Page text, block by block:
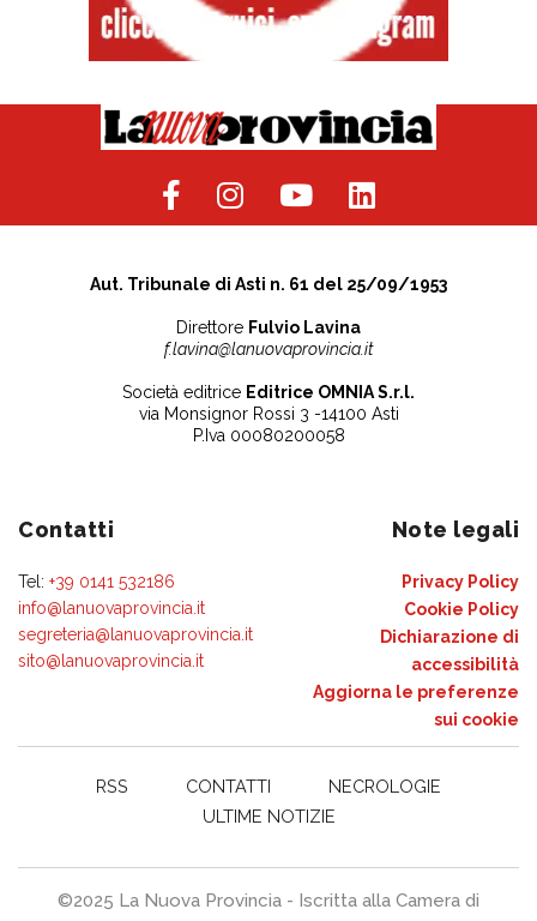
Aut. Tribunale di Asti n. 61 del 25/09/1953
Direttore Fulvio Lavina
f.lavina@lanuovaprovincia.it
Società editrice Editrice OMNIA S.r.l.
via Monsignor Rossi 3 -14100 Asti
P.Iva 00080200058
Contatti
Tel: +39 0141 532186
info@lanuovaprovincia.it
segreteria@lanuovaprovincia.it
sito@lanuovaprovincia.it
Note legali
Privacy Policy
Cookie Policy
Dichiarazione di
accessibilità
Aggiorna le preferenze
sui cookie
RSS CONTATTI
NECROLOGIE
ULTIME NOTIZIE
©2025 La Nuova Provincia - Iscritta alla Camera di